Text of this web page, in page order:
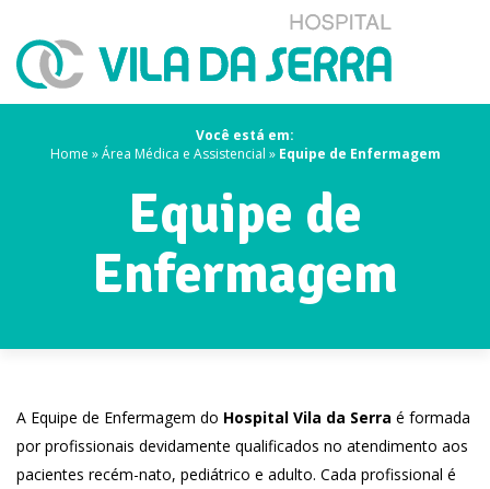
Você está em:
Home »Área Médica e Assistencial » Equipe de Enfermagem
Equipe de
Enfermagem
A Equipe de Enfermagem do Hospital Vila da Serra é formada
por profissionais devidamente qualificados no atendimento aos
pacientes recém-nato, pediátrico e adulto. Cada profissional é